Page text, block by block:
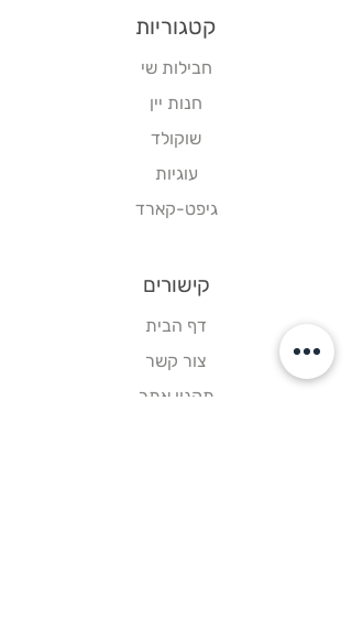
קטגוריות
חבילות שי
חנות יין
שוקולד
עוגיות
גיפט-קארד
קישורים
דף הבית
צור קשר
תקנון אתר